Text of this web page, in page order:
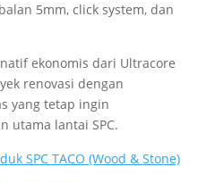
5mm, click system, dan
ekonomis dari Ultracore
renovasi dengan
yang tetap ingin
utama lantai SPC.
SPC TACO (Wood & Stone)